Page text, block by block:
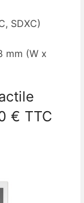
SDXC)
mm (W x
€ TTC